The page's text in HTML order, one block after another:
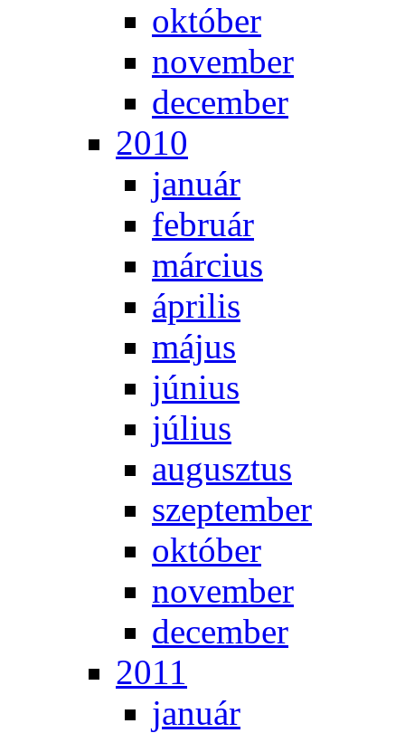
ok­tó­ber
no­vem­ber
de­cem­ber
2010
ja­nu­ár
feb­ru­ár
már­ci­us
áp­ri­lis
má­jus
jú­ni­us
jú­li­us
au­gusz­tus
szep­tem­ber
ok­tó­ber
no­vem­ber
de­cem­ber
2011
ja­nu­ár